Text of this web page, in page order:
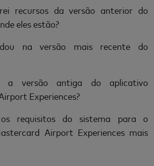
recursos da versão anterior do
eles estão?
na versão mais recente do
a versão antiga do aplicativo
Experiences?
requisitos do sistema para o
Airport Experiences mais